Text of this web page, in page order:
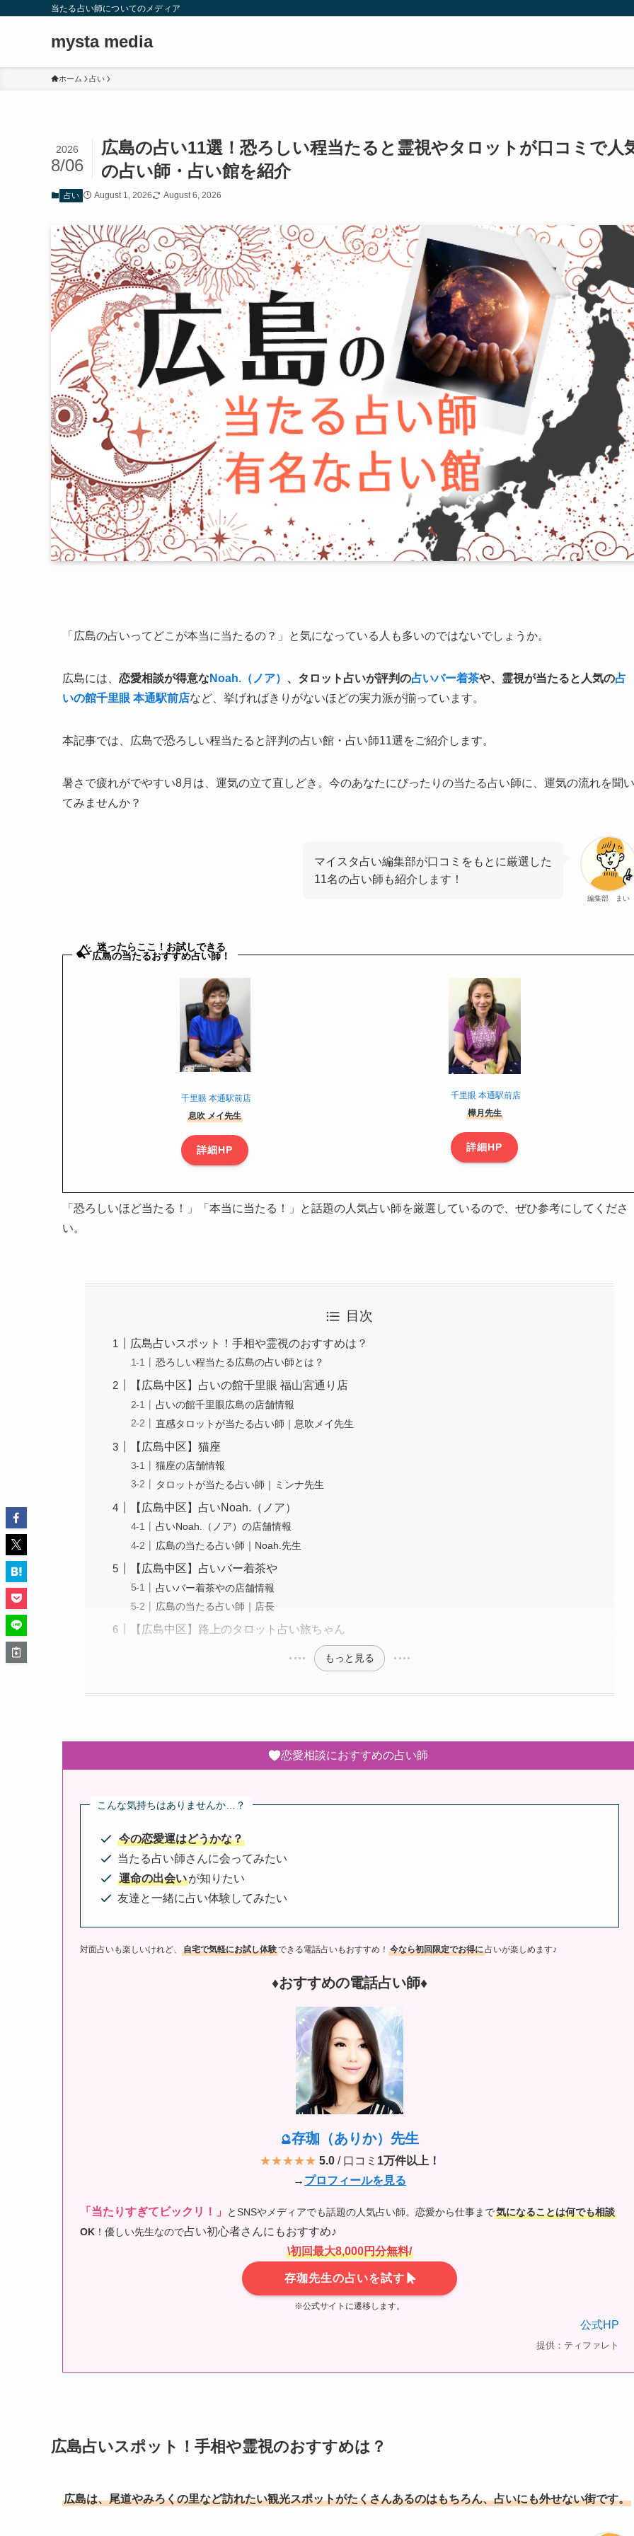
当たる占い師についてのメディア
mysta media
ホーム 占い
広島の占い11選！恐ろしい程当たると霊視やタロットが口コミで人
の占い師・占い館を紹介
2026
8/06
占い August 1, 2026 August 6, 2026
「広島の占いってどこが本当に当たるの？」と気になっている人も多いのではないでしょうか。
広島には、 恋愛相談が得意なNoah.（ノア） 、タロット占いが評判の占いバー着茶や、霊視が当たると人気の占
いの館千里眼 本通駅前店など、挙げればきりがないほどの実力派が揃っています。
本記事では、広島で恐ろしい程当たると評判の占い館・占い師11選をご紹介します。
暑さで疲れがでやすい8月は、運気の立て直しどき。今のあなたにぴったりの当たる占い師に、運気の流れを聞い
てみませんか？
編集部 まい
マイスタ占い編集部が口コミをもとに厳選した
11名の占い師も紹介します！
迷ったらここ！お試しできる
広島の当たるおすすめ占い師！
千里眼 本通駅前店
息吹 メイ先生
詳細HP
千里眼 本通駅前店
樺月先生
詳細HP
「恐ろしいほど当たる！」「本当に当たる！」と話題の人気占い師を厳選しているので、ぜひ参考にしてくださ
い。
目次
広島占いスポット！手相や霊視のおすすめは？
恐ろしい程当たる広島の占い師とは？
【広島中区】占いの館千里眼 福山宮通り店
占いの館千里眼広島の店舗情報
直感タロットが当たる占い師｜息吹メイ先生
【広島中区】猫座
猫座の店舗情報
タロットが当たる占い師｜ミンナ先生
【広島中区】占いNoah.（ノア）
占いNoah.（ノア）の店舗情報
広島の当たる占い師｜Noah.先生
【広島中区】占いバー着茶や
占いバー着茶やの店舗情報
広島の当たる占い師｜店長
【広島中区】路上のタロット占い旅ちゃん
もっと見る
恋愛相談におすすめの占い師
こんな気持ちはありませんか…？
今の恋愛運はどうかな？
当たる占い師さんに会ってみたい
運命の出会いが知りたい
友達と一緒に占い体験してみたい
対面占いも楽しいけれど、 自宅で気軽にお試し体験できる電話占いもおすすめ！ 今なら初回限定でお得に 占いが楽しめます♪
♦︎おすすめの電話占い師♦︎
🔮存珈（ありか）先生
★★★★★ 5.0/ 口コミ 1万件以上！
→ プロフィールを見る
「当たりすぎてビックリ！」 とSNSやメディアでも話題の人気占い師。恋愛から仕事まで気になることは何でも相談
OK ！優しい先生なので占い初心者さんにもおすすめ♪
\初回最大8,000円分無料/
存珈先生の占いを試す
※公式サイトに遷移します。
公式HP
提供：ティファレト
広島占いスポット！手相や霊視のおすすめは？
広島は、尾道やみろくの里など訪れたい観光スポットがたくさんあるのはもちろん、占いにも外せない街です。